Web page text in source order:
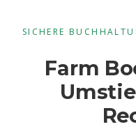
SICHERE
Farm